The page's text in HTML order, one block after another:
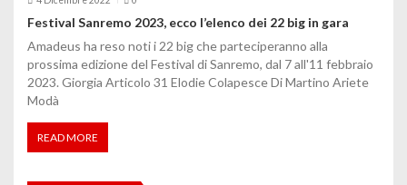
Festival Sanremo 2023, ecco l’elenco dei 22 big in gara
Amadeus ha reso noti i 22 big che parteciperanno alla
prossima edizione del Festival di Sanremo, dal 7 all'11 febbraio
2023. Giorgia Articolo 31 Elodie Colapesce Di Martino Ariete
Modà
READ MORE